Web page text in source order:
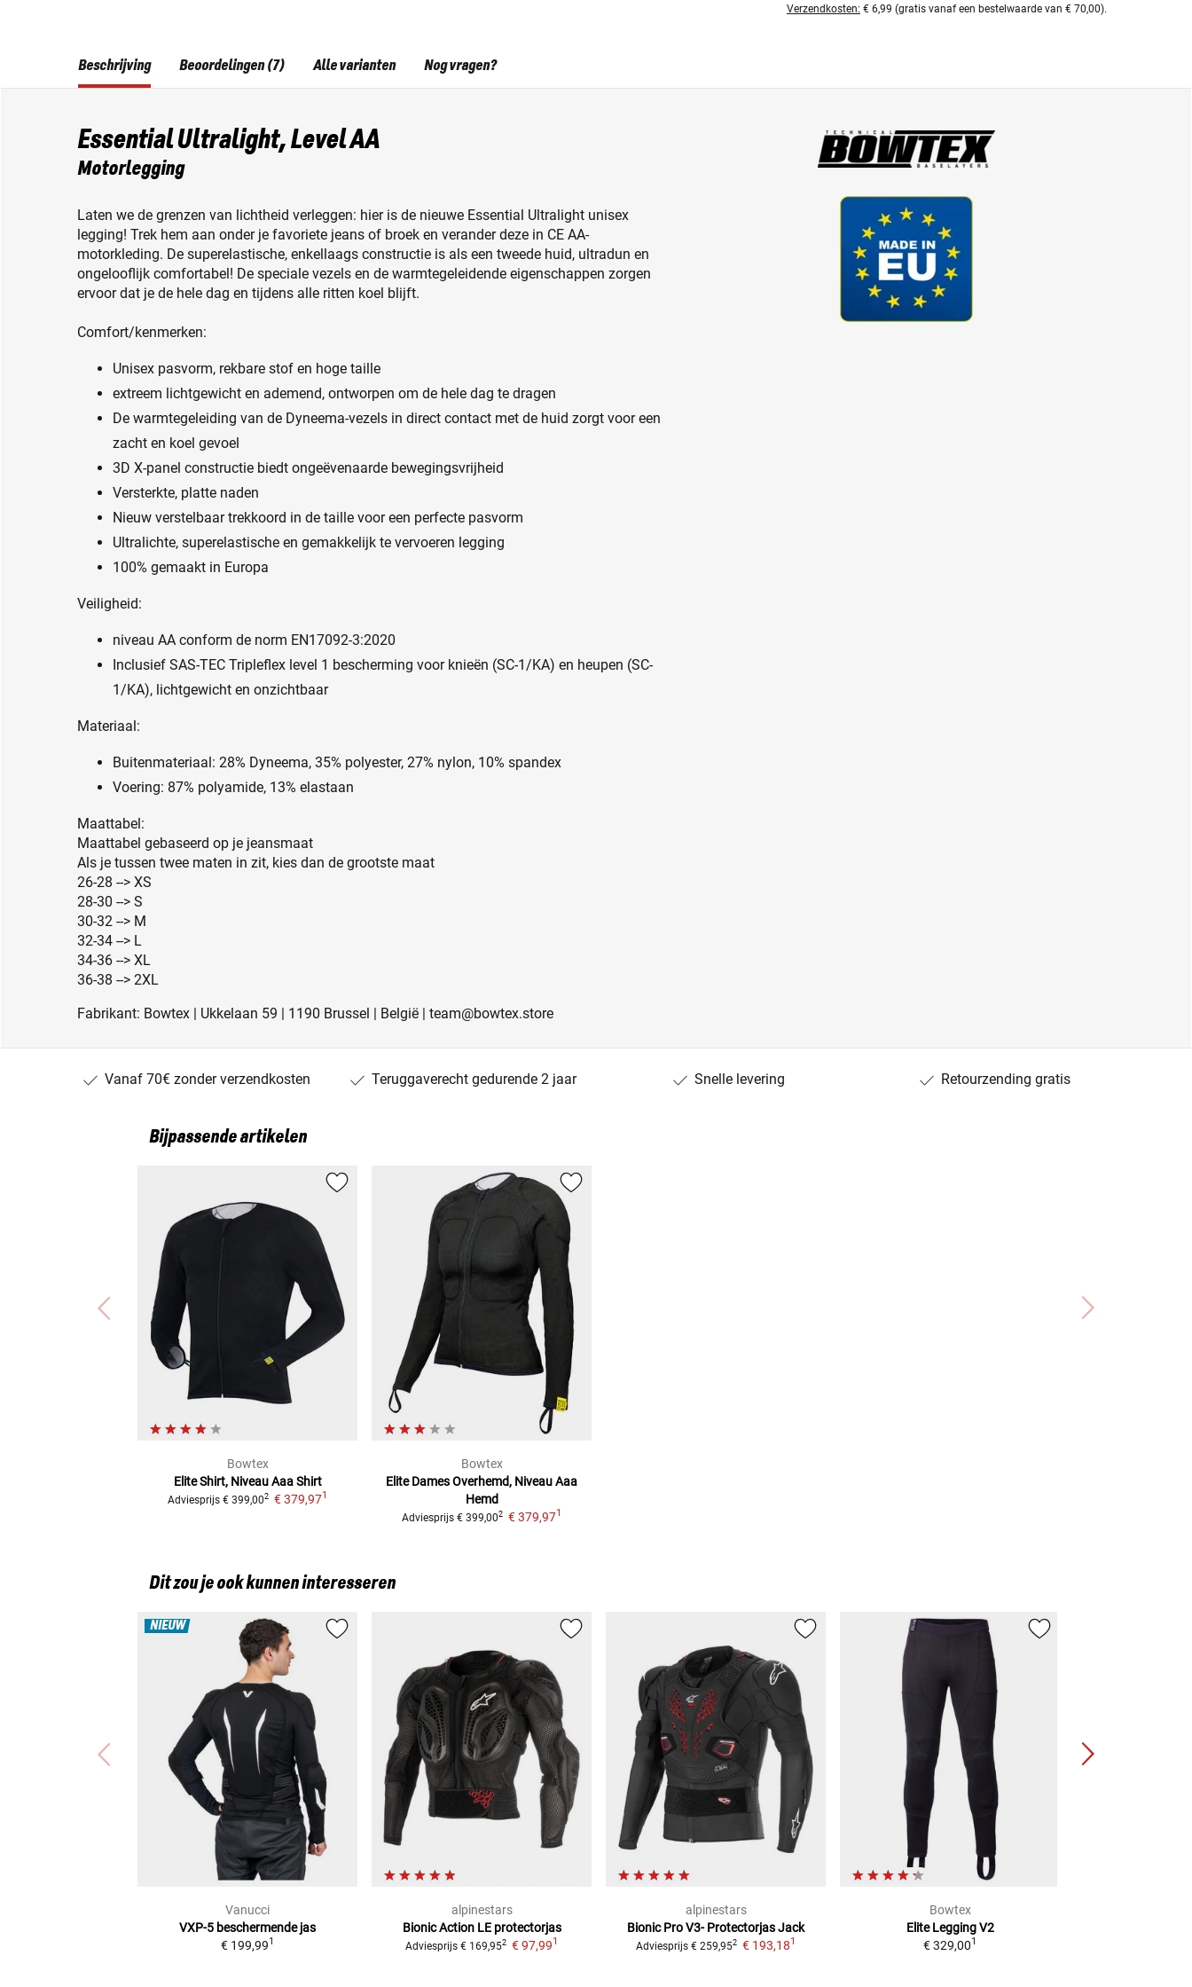
Verzendkosten: € 6,99 (gratis vanaf een bestelwaarde van € 70,00).
Beschrijving
Essential Ultralight, Level AA
Motorlegging
Laten we de grenzen van lichtheid verleggen: hier is de nieuwe Essential Ultralight unisex
legging! Trek hem aan onder je favoriete jeans of broek en verander deze in CE AA-
motorkleding. De superelastische, enkellaags constructie is als een tweede huid, ultradun en
ongelooflijk comfortabel! De speciale vezels en de warmtegeleidende eigenschappen zorgen
ervoor dat je de hele dag en tijdens alle ritten koel blijft.
Comfort/kenmerken:
Unisex pasvorm, rekbare stof en hoge taille
extreem lichtgewicht en ademend, ontworpen om de hele dag te dragen
De warmtegeleiding van de Dyneema-vezels in direct contact met de huid zorgt voor een
zacht en koel gevoel
3D X-panel constructie biedt ongeëvenaarde bewegingsvrijheid
Versterkte, platte naden
Nieuw verstelbaar trekkoord in de taille voor een perfecte pasvorm
Ultralichte, superelastische en gemakkelijk te vervoeren legging
100% gemaakt in Europa
Veiligheid:
niveau AA conform de norm EN17092-3:2020
Inclusief SAS-TEC Tripleflex level 1 bescherming voor knieën (SC-1/KA) en heupen (SC-
1/KA), lichtgewicht en onzichtbaar
Materiaal:
Buitenmateriaal: 28% Dyneema, 35% polyester, 27% nylon, 10% spandex
Voering: 87% polyamide, 13% elastaan
Maattabel:
Maattabel gebaseerd op je jeansmaat
Als je tussen twee maten in zit, kies dan de grootste maat
26-28 --> XS
28-30 --> S
30-32 --> M
32-34 --> L
34-36 --> XL
36-38 --> 2XL
Fabrikant: Bowtex | Ukkelaan 59 | 1190 Brussel | België | team@bowtex.store
Beoordelingen (7) Alle varianten Nog vragen?
Vanaf 70€ zonder verzendkosten Teruggaverecht gedurende 2 jaar Snelle levering Retourzending gratis
Bijpassende artikelen
Bowtex
Elite Shirt, Niveau Aaa Shirt
Adviesprijs € 399,002 € 379,971
Bowtex
Elite Dames Overhemd, Niveau Aaa
Hemd
Adviesprijs € 399,002 € 379,971
Dit zou je ook kunnen interesseren
NIEUW
Vanucci
VXP-5 beschermende jas
€ 199,991
alpinestars
Bionic Action LE protectorjas
Adviesprijs € 169,952 € 97,991
alpinestars
Bionic Pro V3- ProtectorjasJack
Adviesprijs € 259,952 € 193,181
Bowtex
Elite Legging V2
€ 329,001